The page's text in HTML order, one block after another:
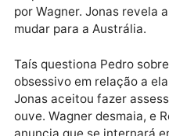
ao saber que ele é o
Vanderley pede
Elas por Elas
Lara e Mário decidem